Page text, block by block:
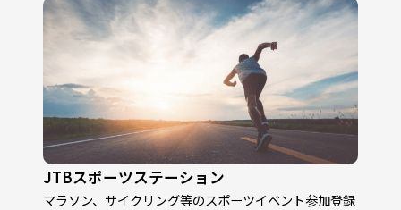
JTBスポーツステーション
マラソン、サイクリング等のスポーツイベント参加登録